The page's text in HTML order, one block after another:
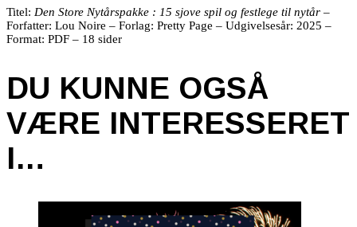
Titel: Den Store Nytårspakke : 15 sjove spil og festlege til nytår –
Forfatter: Lou Noire – Forlag: Pretty Page – Udgivelsesår: 2025 –
Format: PDF – 18 sider
DU KUNNE OGSÅ
VÆRE INTERESSERET
I…